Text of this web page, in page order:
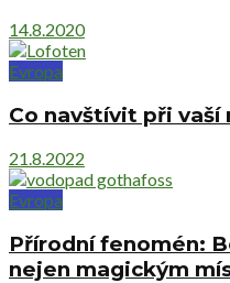
14.8.2020
Evropa
Co navštívit při vaší
21.8.2022
Evropa
Přírodní fenomén:
nejen magickým